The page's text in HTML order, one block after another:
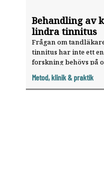
Behandling av
lindra ­tinnitus
Frågan om
tinnitus har inte ett
forskning behövs på
Metod, klinik & praktik